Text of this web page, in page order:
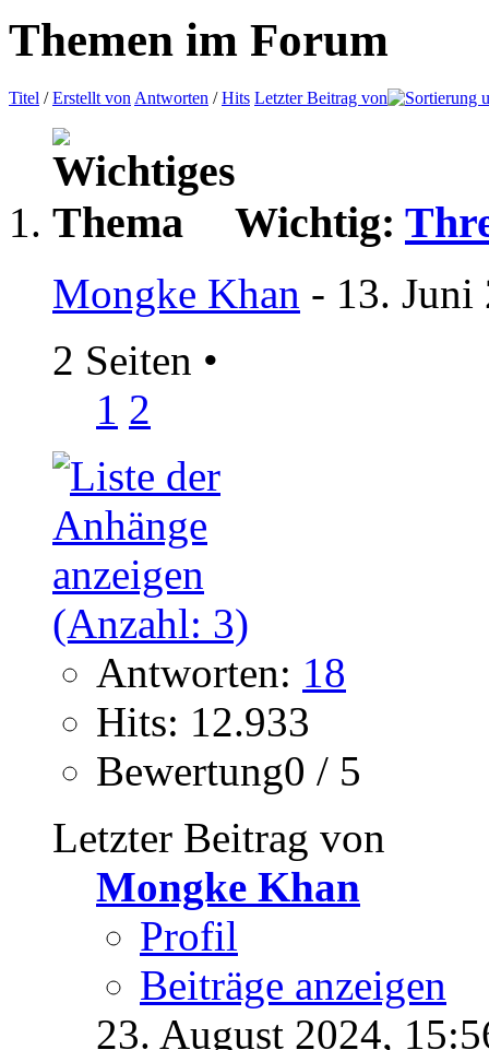
Themen im Forum
Titel /Erstellt von Antworten /Hits Letzter Beitrag von
Wichtig:
Mongke Khan - 13. Juni
2 Seiten •
1 2
Antworten: 18
Hits: 12.933
Bewertung0 / 5
Letzter Beitrag von
Mongke Khan
Profil
Beiträge anzeigen
23. August 2024,